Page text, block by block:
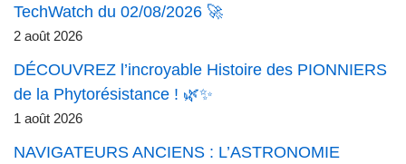
TechWatch du 02/08/2026 🚀
2 août 2026
DÉCOUVREZ l’incroyable Histoire des PIONNIERS
de la Phytorésistance ! 🌿✨
1 août 2026
NAVIGATEURS ANCIENS : L’ASTRONOMIE